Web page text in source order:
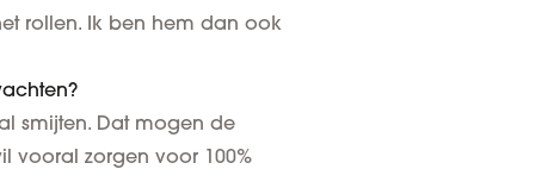
rollen. Ik ben hem dan ook
smijten. Dat mogen de
vooral zorgen voor 100%